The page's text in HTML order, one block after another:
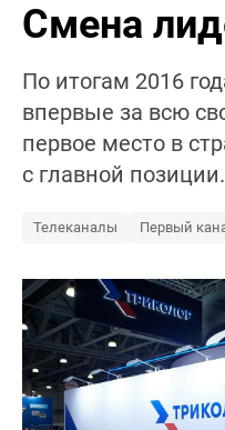
Смена
По итогам 2016
впервые за всю
первое место в
с главной позиции.
Телеканалы Первый